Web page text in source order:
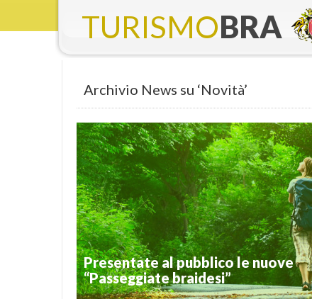
TURISMOBRA
Archivio News su ‘Novità’
Presentate al pubblico le nuove
“Passeggiate braidesi”